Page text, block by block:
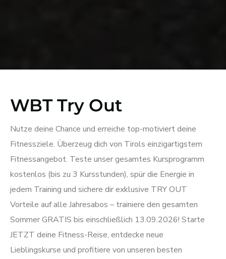
WBT Try Out
Nutze deine Chance und erreiche top-motiviert deine
Fitnessziele. Überzeug dich von Tirols einzigartigstem
Fitnessangebot. Teste unser gesamtes Kursprogramm
kostenlos (bis zu 3 Kursstunden), spür die Energie in
jedem Training und sichere dir exklusive TRY OUT
Vorteile auf alle Jahresabos – trainiere den gesamten
Sommer GRATIS bis einschließlich 13.09.2026! Starte
JETZT deine Fitness-Reise, entdecke neue
Lieblingskurse und profitiere von unseren besten